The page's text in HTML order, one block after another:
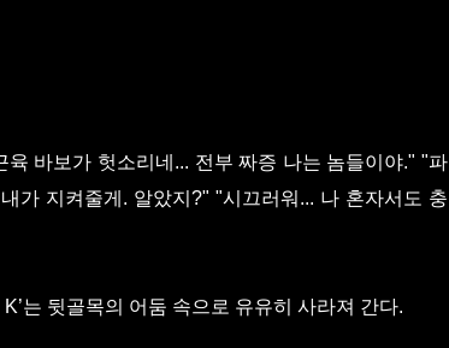
바보가 헛소리네... 전부 짜증 나는 놈들이야." "파
가 지켜줄게. 알았지?" "시끄러워... 나 혼자서도 충
는 뒷골목의 어둠 속으로 유유히 사라져 간다.